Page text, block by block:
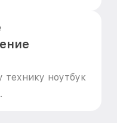
технику ноутбук